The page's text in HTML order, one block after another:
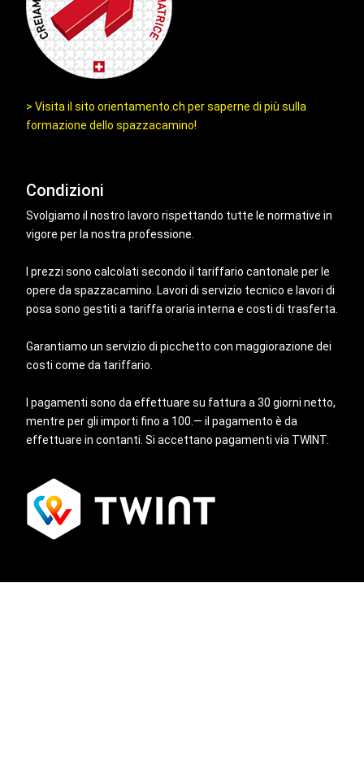
> Visita il sito orientamento.ch per saperne di più sulla
formazione dello spazzacamino!
Condizioni
Svolgiamo il nostro lavoro rispettando tutte le normative in
vigore per la nostra professione.
I prezzi sono calcolati secondo il tariffario cantonale per le
opere da spazzacamino. Lavori di servizio tecnico e lavori di
posa sono gestiti a tariffa oraria interna e costi di trasferta.
Garantiamo un servizio di picchetto con maggiorazione dei
costi come da tariffario.
I pagamenti sono da effettuare su fattura a 30 giorni netto,
mentre per gli importi fino a 100.— il pagamento è da
effettuare in contanti. Si accettano pagamenti via TWINT.